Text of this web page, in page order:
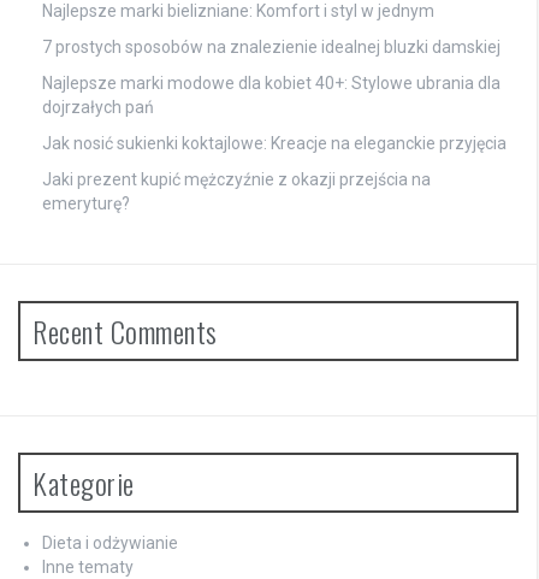
Najlepsze marki bielizniane: Komfort i styl w jednym
7 prostych sposobów na znalezienie idealnej bluzki damskiej
Najlepsze marki modowe dla kobiet 40+: Stylowe ubrania dla
dojrzałych pań
Jak nosić sukienki koktajlowe: Kreacje na eleganckie przyjęcia
Jaki prezent kupić mężczyźnie z okazji przejścia na
emeryturę?
Recent Comments
Kategorie
Dieta i odżywianie
Inne tematy